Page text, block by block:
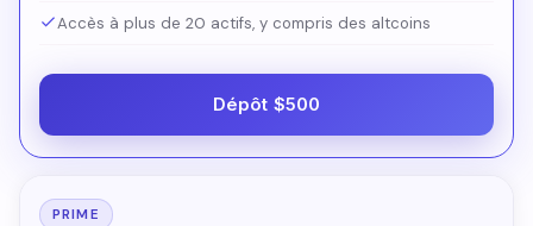
Accès à plus de 20 actifs, y compris des altcoins
Dépôt $500
PRIME